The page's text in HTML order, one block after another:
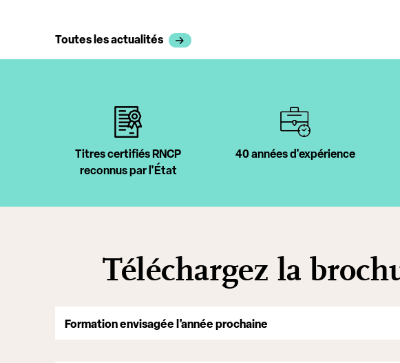
Toutes les actualités
Titres certifiés RNCP
reconnus par l'État
40 années d'expérience
Téléchargez la